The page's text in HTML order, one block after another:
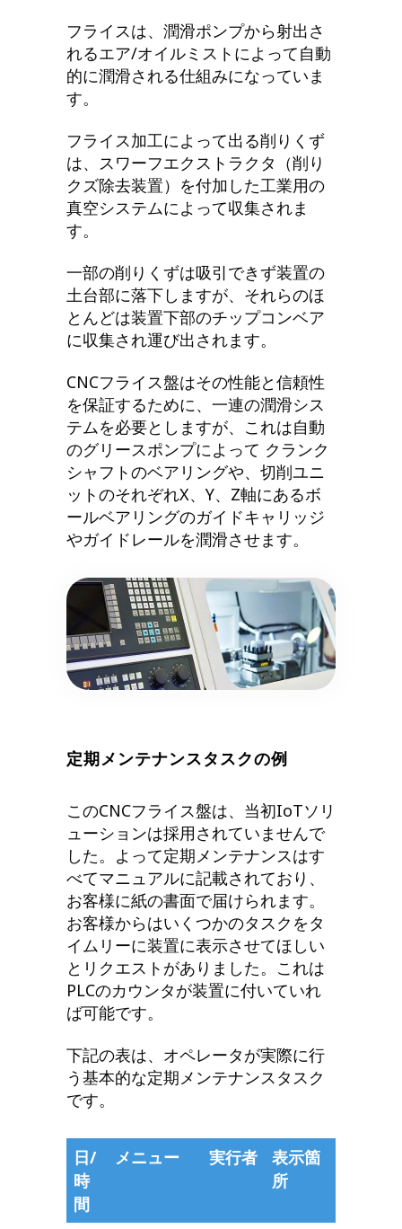
フライスは、潤滑ポンプから射出さ
れるエア/オイルミストによって自動
的に潤滑される仕組みになっていま
す。
フライス加工によって出る削りくず
は、スワーフエクストラクタ（削り
クズ除去装置）を付加した工業用の
真空システムによって収集されま
す。
一部の削りくずは吸引できず装置の
土台部に落下しますが、それらのほ
とんどは装置下部のチップコンベア
に収集され運び出されます。
CNCフライス盤はその性能と信頼性
を保証するために、一連の潤滑シス
テムを必要としますが、これは自動
のグリースポンプによって クランク
シャフトのベアリングや、切削ユニ
ットのそれぞれX、Y、Z軸にあるボ
ールベアリングのガイドキャリッジ
やガイドレールを潤滑させます。
定期メンテナンスタスクの例
このCNCフライス盤は、当初IoTソリ
ューションは採用されていませんで
した。よって定期メンテナンスはす
べてマニュアルに記載されており、
お客様に紙の書面で届けられます。
お客様からはいくつかのタスクをタ
イムリーに装置に表示させてほしい
とリクエストがありました。これは
PLCのカウンタが装置に付いていれ
ば可能です。
下記の表は、オペレータが実際に行
う基本的な定期メンテナンスタスク
です。
日/
時
間
メニュー 実行者
表示箇
所